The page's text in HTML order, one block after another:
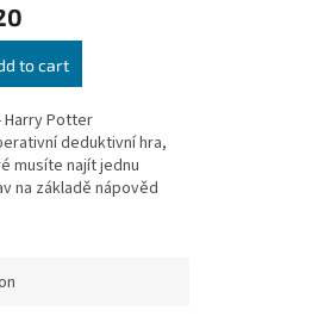
to cart
Harry Potter
deduktivní hra,
musíte najít jednu
na základě nápověd